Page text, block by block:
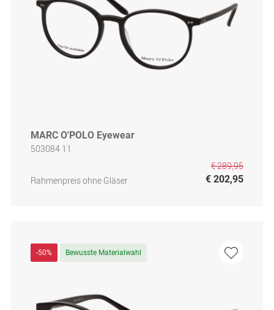
MARC O'POLO Eyewear
503084 11
Rahmenpreis ohne Gläser
€ 289,95
€ 202,95
-50% Bewusste Materialwahl